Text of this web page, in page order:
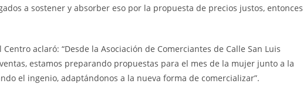
a sostener y absorber eso por la propuesta de precios justos, entonces
aclaró: “Desde la Asociación de Comerciantes de Calle San Luis
estamos preparando propuestas para el mes de la mujer junto a la
el ingenio, adaptándonos a la nueva forma de comercializar”.